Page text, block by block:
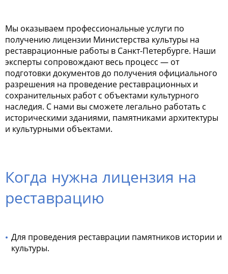
Мы оказываем профессиональные услуги по
получению лицензии Министерства культуры на
реставрационные работы в Санкт-Петербурге. Наши
эксперты сопровождают весь процесс — от
подготовки документов до получения официального
разрешения на проведение реставрационных и
сохранительных работ с объектами культурного
наследия. С нами вы сможете легально работать с
историческими зданиями, памятниками архитектуры
и культурными объектами.
Когда нужна лицензия на
реставрацию
Для проведения реставрации памятников истории и
культуры.